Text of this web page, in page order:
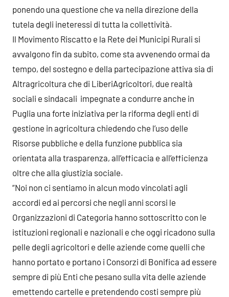
ponendo una questione che va nella direzione della
tutela degli ineteressi di tutta la collettività.
Il Movimento Riscatto e la Rete dei Municipi Rurali si
avvalgono fin da subito, come sta avvenendo ormai da
tempo, del sostegno e della partecipazione attiva sia di
Altragricoltura che di LiberiAgricoltori, due realtà
sociali e sindacali impegnate a condurre anche in
Puglia una forte iniziativa per la riforma degli enti di
gestione in agricoltura chiedendo che l’uso delle
Risorse pubbliche e della funzione pubblica sia
orientata alla trasparenza, all’efficacia e all’efficienza
oltre che alla giustizia sociale.
“Noi non ci sentiamo in alcun modo vincolati agli
accordi ed ai percorsi che negli anni scorsi le
Organizzazioni di Categoria hanno sottoscritto con le
istituzioni regionali e nazionali e che oggi ricadono sulla
pelle degli agricoltori e delle aziende come quelli che
hanno portato e portano i Consorzi di Bonifica ad essere
sempre di più Enti che pesano sulla vita delle aziende
emettendo cartelle e pretendendo costi sempre più